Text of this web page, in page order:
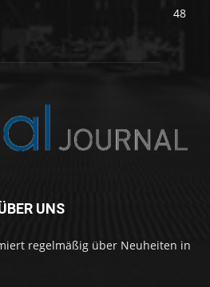
48
UNS
regelmäßig über Neuheiten in